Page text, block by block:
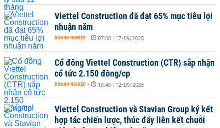
Viettel Construction đã đạt 65% mục tiêu lợi
nhuận năm
DOANH NGHIỆP - 07:00 | 17/09/2025
Cổ đông Viettel Construction (CTR) sắp nhận
cổ tức 2.150 đồng/cp
DOANH NGHIỆP - 10:40 | 12/09/2025
Viettel Construction và Stavian Group ký kết
hợp tác chiến lược, thúc đẩy liên kết chuỗi